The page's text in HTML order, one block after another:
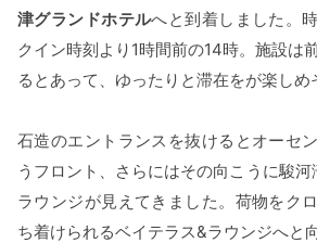
津グランドホテルへと到着しました。
クイン時刻より1時間前の14時。施設は
るとあって、ゆったりと滞在をが楽しめ
石造のエントランスを抜けるとオーセ
うフロント、さらにはその向こうに駿
ラウンジが見えてきました。荷物をク
ち着けられるベイテラス&ラウンジへと